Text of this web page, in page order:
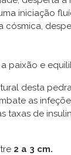
iniciação
cósmica,
paixão e
desta
as
taxas de
2 a 3 cm.